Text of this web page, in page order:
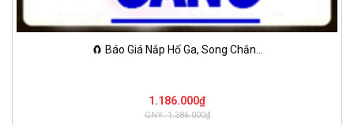
🧲 Báo Giá Nắp Hố Ga, Song Chắn...
1.186.000₫
GNY: 1.386.000₫